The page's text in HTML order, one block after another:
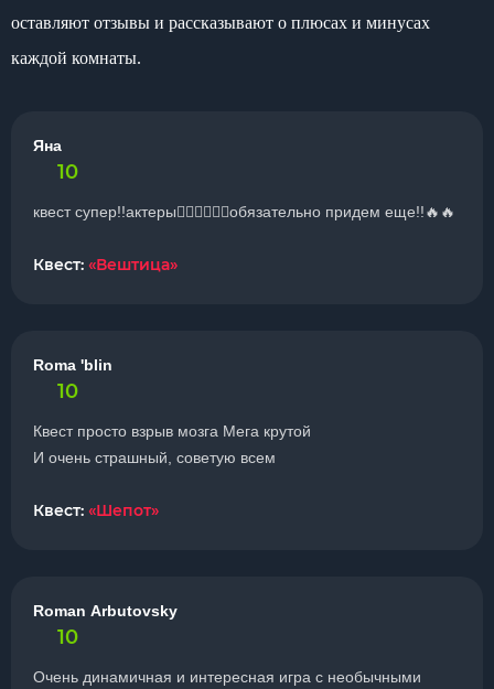
оставляют отзывы и рассказывают о плюсах и минусах
каждой комнаты.
Яна
10
квест супер!!актеры🧎🏻‍♀️🧎🏻‍♀️обязательно придем еще!!🔥🔥
Квест: «Вештица»
Roma 'blin
10
Квест просто взрыв мозга Мега крутой
И очень страшный, советую всем
Квест: «Шепот»
Roman Arbutovsky
10
Очень динамичная и интересная игра с необычными